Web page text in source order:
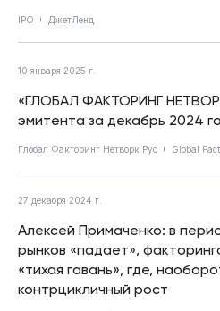
IPO ДжетЛенд
10 января 2025 г.
«ГЛОБАЛ ФАКТОРИНГ
эмитента за декабрь 2024
Глобал Факторинг Нетворк Рус Global
27 декабря 2024 г.
Алексей Примаченко: в
рынков «падает»,
«тихая гавань», где,
контрцикличный рост